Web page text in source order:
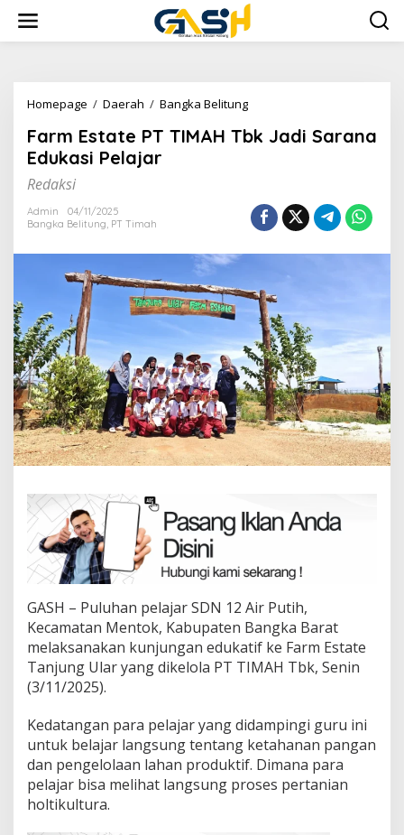
konten
Homepage / Daerah / Bangka BelitungFarm
PT
Sarana
Edukasi
Pelajar
Farm Estate PT TIMAH Tbk Jadi Sarana
Edukasi Pelajar
Redaksi
Admin
04/11/2025
Bangka Belitung, PT Timah
GASH – Puluhan pelajar SDN 12 Air Putih,
Kecamatan Mentok, Kabupaten Bangka Barat
melaksanakan kunjungan edukatif ke Farm Estate
Tanjung Ular yang dikelola PT TIMAH Tbk, Senin
(3/11/2025).
Kedatangan para pelajar yang didampingi guru ini
untuk belajar langsung tentang ketahanan pangan
dan pengelolaan lahan produktif. Dimana para
pelajar bisa melihat langsung proses pertanian
holtikultura.